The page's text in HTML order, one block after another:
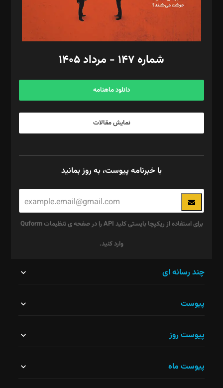
گرافیک و صفحه‌آرایی: سید‌سبحان‌علی ثابت
مد‌یر توسعه تجاری: کامبیز برید‌
امور مالی: شاپور رهبری، محمد‌ کاظمی‌نیا
آگهی و مشترکین: ۰۹۱۹۹۹۹۰۴۵۴
شماره ۱۴۷ - مرداد ۱۴۰۵
دانلود ماهنامه
نمایش مقالات
با خبرنامه پیوست، به روز بمانید
برای استفاده از ریکپچا بایستی کلید API را در صفحه ی تنظیمات Quform
وارد کنید.
نباید
شود.
چند رسانه ای
پیوست
پیوست روز
پیوست ماه